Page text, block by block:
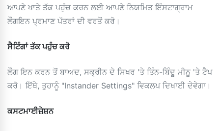
ਆਪਣੇ ਖਾਤੇ ਤੱਕ ਪਹੁੰਚ ਕਰਨ ਲਈ ਆਪਣੇ ਨਿਯਮਿਤ ਇੰਸਟਾਗ੍ਰਾਮ
ਲੌਗਇਨ ਪ੍ਰਮਾਣ ਪੱਤਰਾਂ ਦੀ ਵਰਤੋਂ ਕਰੋ।
ਸੈਟਿੰਗਾਂ ਤੱਕ ਪਹੁੰਚ ਕਰੋ
ਲੌਗ ਇਨ ਕਰਨ ਤੋਂ ਬਾਅਦ, ਸਕ੍ਰੀਨ ਦੇ ਸਿਖਰ 'ਤੇ ਤਿੰਨ-ਬਿੰਦੂ ਮੀਨੂ 'ਤੇ ਟੈਪ
ਕਰੋ। ਇੱਥੇ, ਤੁਹਾਨੂੰ "Instander Settings" ਵਿਕਲਪ ਦਿਖਾਈ ਦੇਵੇਗਾ।
ਕਸਟਮਾਈਜ਼ੇਸ਼ਨ